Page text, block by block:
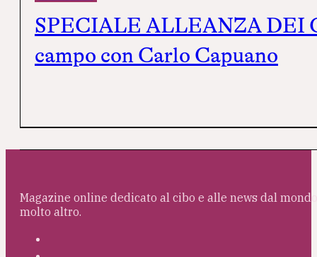
SPECIALE ALLEANZA DEI
campo con Carlo Capuano
Magazine online dedicato al cibo e alle news dal
molto altro.